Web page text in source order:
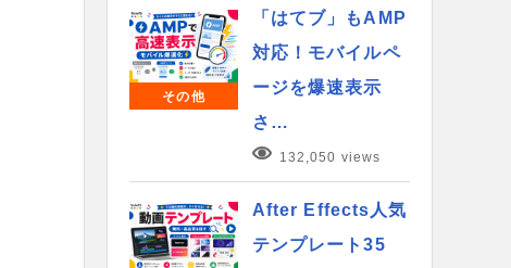
その他
「はてブ」もAMP
対応！モバイルペ
ージを爆速表示
さ…
132,050 views
After Effects人気
テンプレート35